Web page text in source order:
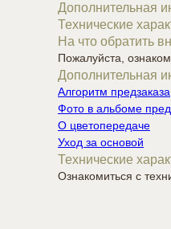
Дополнительная
Технические
На что обратить
Пожалуйста,
Дополнительная
Алгоритм предзаказа
Фото в альбоме
О цветопередаче
Уход за основой
Технические
Ознакомиться с